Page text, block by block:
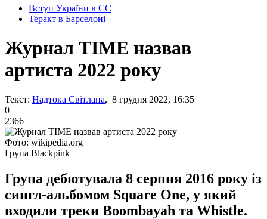
Вступ України в ЄС
Теракт в Барселоні
Журнал TIME назвав
артиста 2022 року
Текст: Надтока Світлана, 8 грудня 2022, 16:35
0
2366
Фото: wikipedia.org
Група Blackpink
Група дебютувала 8 серпня 2016 року із
сингл-альбомом Square One, у який
входили треки Boombayah та Whistle.